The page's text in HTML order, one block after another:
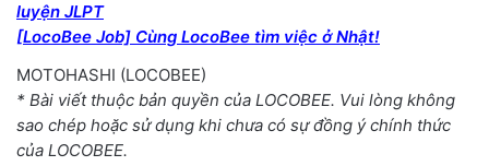
luyện JLPT
[LocoBee Job] Cùng LocoBee tìm việc ở Nhật!
MOTOHASHI (LOCOBEE)
* Bài viết thuộc bản quyền của LOCOBEE. Vui lòng không
sao chép hoặc sử dụng khi chưa có sự đồng ý chính thức
của LOCOBEE.